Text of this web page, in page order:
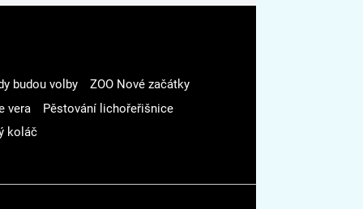
budou volby
ZOO Nové začátky
vera
Pěstování lichořeřišnice
koláč